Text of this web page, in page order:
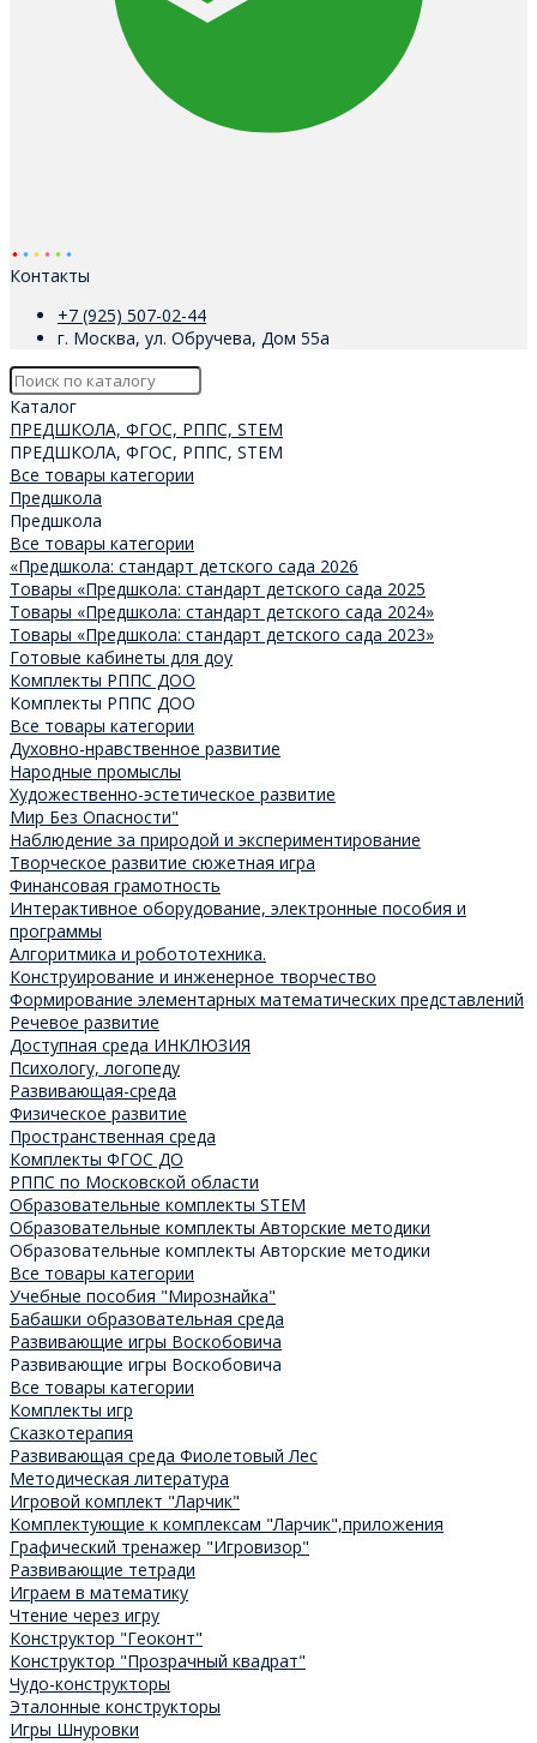
Контакты
+7 (925) 507-02-44
г. Москва, ул. Обручева, Дом 55а
Каталог
ПРЕДШКОЛА, ФГОС, РППС, STEM
ПРЕДШКОЛА, ФГОС, РППС, STEM
Все товары категории
Предшкола
Предшкола
Все товары категории
«Предшкола: стандарт детского сада 2026
Товары «Предшкола: стандарт детского сада 2025
Товары «Предшкола: стандарт детского сада 2024»
Товары «Предшкола: стандарт детского сада 2023»
Готовые кабинеты для доу
Комплекты РППС ДОО
Комплекты РППС ДОО
Все товары категории
Духовно-нравственное развитие
Народные промыслы
Художественно-эстетическое развитие
Мир Без Опасности"
Наблюдение за природой и экспериментирование
Творческое развитие сюжетная игра
Финансовая грамотность
Интерактивное оборудование, электронные пособия и
программы
Алгоритмика и робототехника.
Конструирование и инженерное творчество
Формирование элементарных математических представлений
Речевое развитие
Доступная среда ИНКЛЮЗИЯ
Психологу, логопеду
Развивающая-среда
Физическое развитие
Пространственная среда
Комплекты ФГОС ДО
РППС по Московской области
Образовательные комплекты STEM
Образовательные комплекты Авторские методики
Образовательные комплекты Авторские методики
Все товары категории
Учебные пособия "Мирознайка"
Бабашки образовательная среда
Развивающие игры Воскобовича
Развивающие игры Воскобовича
Все товары категории
Комплекты игр
Сказкотерапия
Развивающая среда Фиолетовый Лес
Методическая литература
Игровой комплект "Ларчик"
Комплектующие к комплексам "Ларчик",приложения
Графический тренажер "Игровизор"
Развивающие тетради
Играем в математику
Чтение через игру
Конструктор "Геоконт"
Конструктор "Прозрачный квадрат"
Чудо-конструкторы
Эталонные конструкторы
Игры Шнуровки